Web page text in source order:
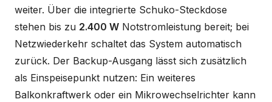
weiter. Über die integrierte Schuko-Steckdose
stehen bis zu 2.400 W Notstromleistung bereit; bei
Netzwiederkehr schaltet das System automatisch
zurück. Der Backup-Ausgang lässt sich zusätzlich
als Einspeisepunkt nutzen: Ein weiteres
Balkonkraftwerk oder ein Mikrowechselrichter kann